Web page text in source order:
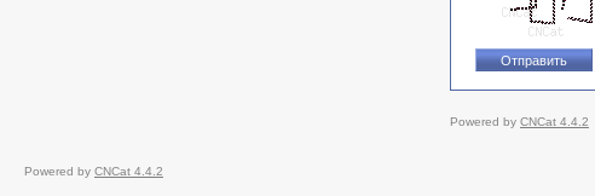
Powered by CNCat 4.4.2
Powered by CNCat 4.4.2